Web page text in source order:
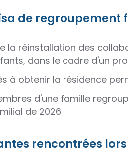
de regroupement
la réinstallation des
dans le cadre d'un
à obtenir la résidence
d'une famille
de 2026
rencontrées